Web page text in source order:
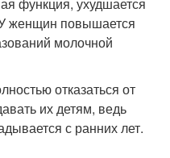
функция, ухудшается
женщин повышается
молочной
отказаться от
их детям, ведь
с ранних лет.